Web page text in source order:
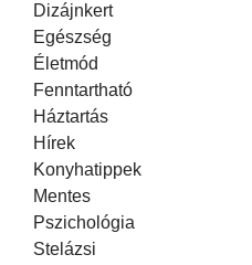
Dizájnkert
Egészség
Életmód
Fenntartható
Háztartás
Hírek
Konyhatippek
Mentes
Pszichológia
Stelázsi